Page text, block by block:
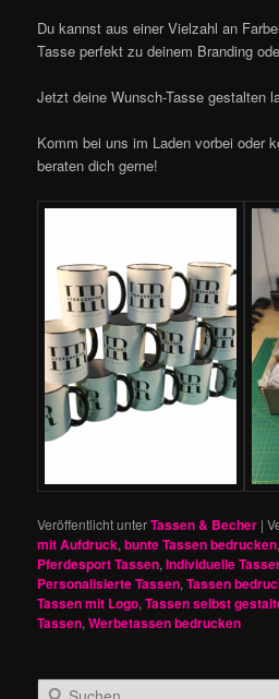
Du kannst aus einer Vielzahl an
Tasse perfekt zu deinem Branding
Jetzt deine Wunsch-Tasse gestalten
Komm bei uns im Laden vorbei oder
beraten dich gerne!
Veröffentlicht unterTassen & Becher |
mit Aufdruck,bunte Tassen bedrucken
Pferdesport Tassen,Individuelle
Personalisierte Tassen,Tassen
Tassen mit Logo,Tassen selbst
Tassen,Werbetassen bedrucken